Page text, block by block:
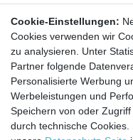
Datenschutzerklärung
AGB
Impressum
Aktuelles rund um
Montessori-
Kostenfreie
Cookie-Einstellungen:
Cookies verwenden wir
zu analysieren. Unter
Partner folgende
Personalisierte Werbung
Werbeleistungen und
Speichern von oder
durch technische